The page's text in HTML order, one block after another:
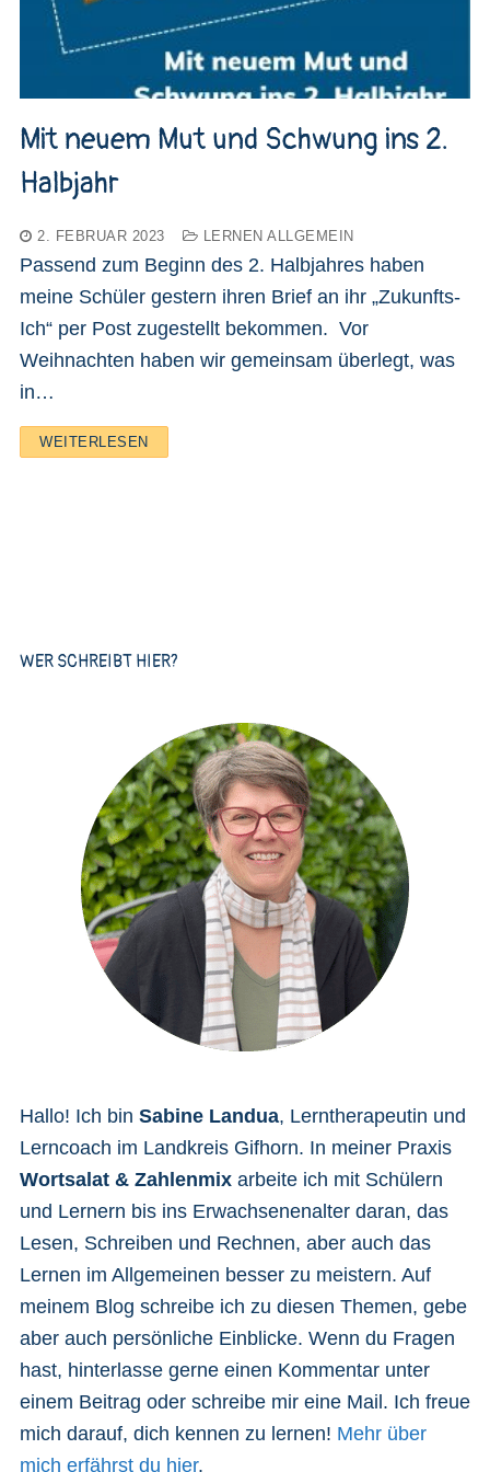
Mit neuem Mut und Schwung ins 2.
Halbjahr
2. FEBRUAR 2023 LERNEN ALLGEMEIN
Passend zum Beginn des 2. Halbjahres haben
meine Schüler gestern ihren Brief an ihr „Zukunfts-
Ich“ per Post zugestellt bekommen. Vor
Weihnachten haben wir gemeinsam überlegt, was
in…
WEITERLESEN
WER SCHREIBT HIER?
Hallo! Ich bin Sabine Landua, Lerntherapeutin und
Lerncoach im Landkreis Gifhorn. In meiner Praxis
Wortsalat & Zahlenmix arbeite ich mit Schülern
und Lernern bis ins Erwachsenenalter daran, das
Lesen, Schreiben und Rechnen, aber auch das
Lernen im Allgemeinen besser zu meistern. Auf
meinem Blog schreibe ich zu diesen Themen, gebe
aber auch persönliche Einblicke. Wenn du Fragen
hast, hinterlasse gerne einen Kommentar unter
einem Beitrag oder schreibe mir eine Mail. Ich freue
mich darauf, dich kennen zu lernen! Mehr über
mich erfährst du hier.